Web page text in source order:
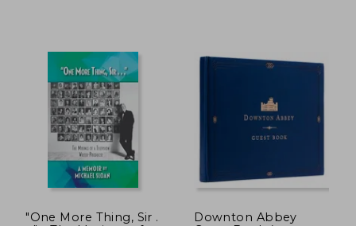
"One More Thing, Sir .
Downton Abbey